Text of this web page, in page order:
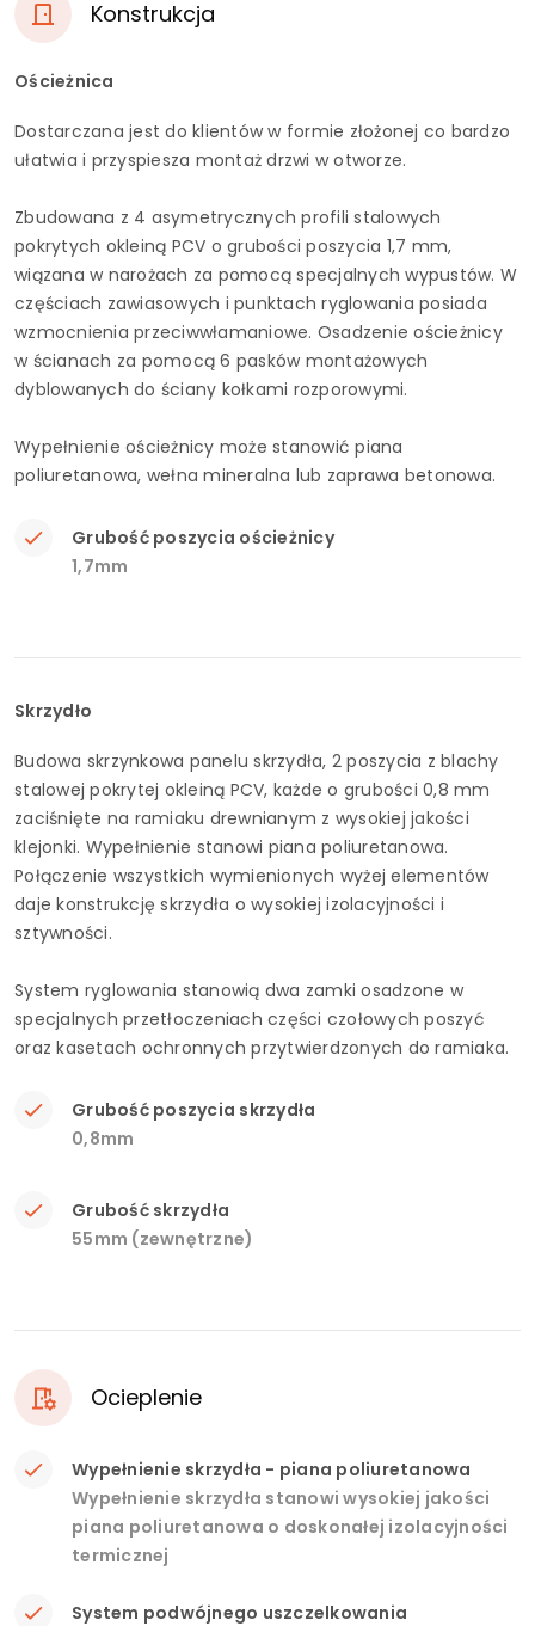
Konstrukcja
Ościeżnica
Dostarczana jest do klientów w formie złożonej co bardzo
ułatwia i przyspiesza montaż drzwi w otworze.
Zbudowana z 4 asymetrycznych profili stalowych
pokrytych okleiną PCV o grubości poszycia 1,7 mm,
wiązana w narożach za pomocą specjalnych wypustów. W
częściach zawiasowych i punktach ryglowania posiada
wzmocnienia przeciwwłamaniowe. Osadzenie ościeżnicy
w ścianach za pomocą 6 pasków montażowych
dyblowanych do ściany kołkami rozporowymi.
Wypełnienie ościeżnicy może stanowić piana
poliuretanowa, wełna mineralna lub zaprawa betonowa.
Grubość poszycia ościeżnicy
1,7mm
Skrzydło
Budowa skrzynkowa panelu skrzydła, 2 poszycia z blachy
stalowej pokrytej okleiną PCV, każde o grubości 0,8 mm
zaciśnięte na ramiaku drewnianym z wysokiej jakości
klejonki. Wypełnienie stanowi piana poliuretanowa.
Połączenie wszystkich wymienionych wyżej elementów
daje konstrukcję skrzydła o wysokiej izolacyjności i
sztywności.
System ryglowania stanowią dwa zamki osadzone w
specjalnych przetłoczeniach części czołowych poszyć
oraz kasetach ochronnych przytwierdzonych do ramiaka.
Grubość poszycia skrzydła
0,8mm
Grubość skrzydła
55mm (zewnętrzne)
Ocieplenie
Wypełnienie skrzydła - piana poliuretanowa
Wypełnienie skrzydła stanowi wysokiej jakości
piana poliuretanowa o doskonałej izolacyjności
termicznej
System podwójnego uszczelkowania